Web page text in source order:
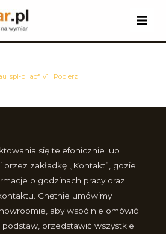
Main
pl_aof_v1 Pobierz
się telefonicznie lub
przez zakładkę „Kontakt”, gdzie
o godzinach pracy oraz
Chętnie umówimy
aby wspólnie omówić
przedstawić wszystkie